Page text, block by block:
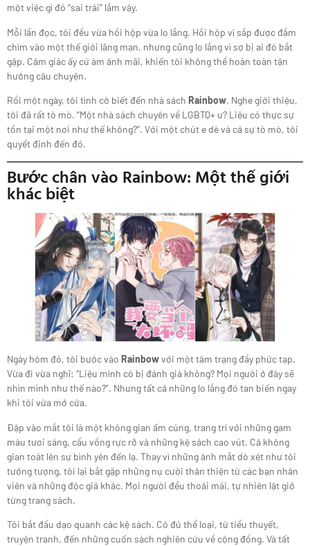
một việc gì đó “sai trái” lắm vậy.
Mỗi lần đọc, tôi đều vừa hồi hộp vừa lo lắng. Hồi hộp vì sắp được đắm
chìm vào một thế giới lãng mạn, nhưng cũng lo lắng vì sợ bị ai đó bắt
gặp. Cảm giác ấy cứ ám ảnh mãi, khiến tôi không thể hoàn toàn tận
hưởng câu chuyện.
Rồi một ngày, tôi tình cờ biết đến nhà sách Rainbow. Nghe giới thiệu,
tôi đã rất tò mò. “Một nhà sách chuyên về LGBTQ+ ư? Liệu có thực sự
tồn tại một nơi như thế không?”. Với một chút e dè và cả sự tò mò, tôi
quyết định đến đó.
Bước chân vào Rainbow: Một thế giới
khác biệt
Ngày hôm đó, tôi bước vào Rainbowvới một tâm trạng đầy phức tạp.
Vừa đi vừa nghĩ: “Liệu mình có bị đánh giá không? Mọi người ở đây sẽ
nhìn mình như thế nào?”. Nhưng tất cả những lo lắng đó tan biến ngay
khi tôi vừa mở cửa.
Đập vào mắt tôi là một không gian ấm cúng, trang trí với những gam
màu tươi sáng, cầu vồng rực rỡ và những kệ sách cao vút. Cả không
gian toát lên sự bình yên đến lạ. Thay vì những ánh mắt dò xét như tôi
tưởng tượng, tôi lại bắt gặp những nụ cười thân thiện từ các bạn nhân
viên và những độc giả khác. Mọi người đều thoải mái, tự nhiên lật giở
từng trang sách.
Tôi bắt đầu dạo quanh các kệ sách. Có đủ thể loại, từ tiểu thuyết,
truyện tranh, đến những cuốn sách nghiên cứu về cộng đồng. Và tất